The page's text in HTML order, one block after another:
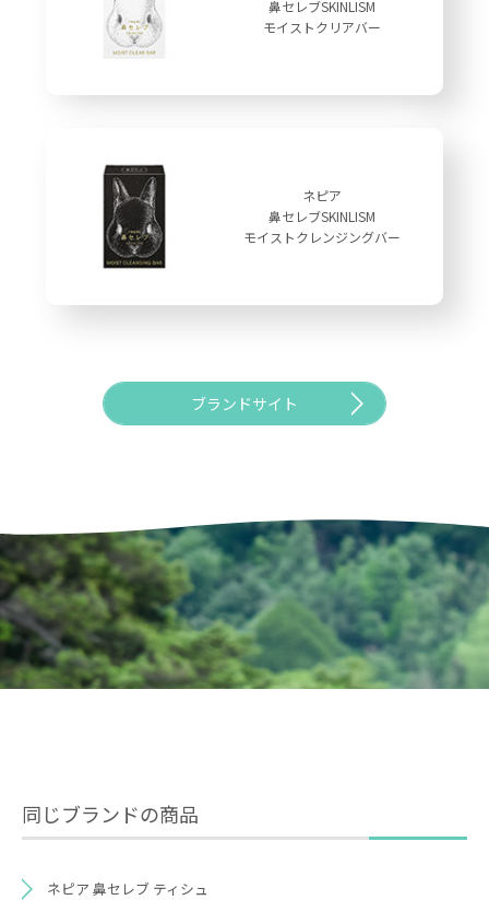
鼻セレブSKINLISM
モイストクリアバー
ネピア
鼻セレブSKINLISM
モイストクレンジングバー
ブランドサイト
同じブランドの商品
ネピア 鼻セレブ ティシュ